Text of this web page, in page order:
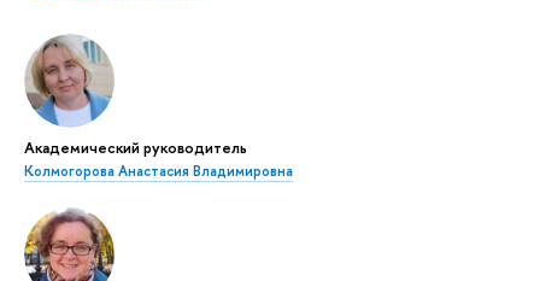
Академический руководитель
Колмогорова Анастасия Владимировна